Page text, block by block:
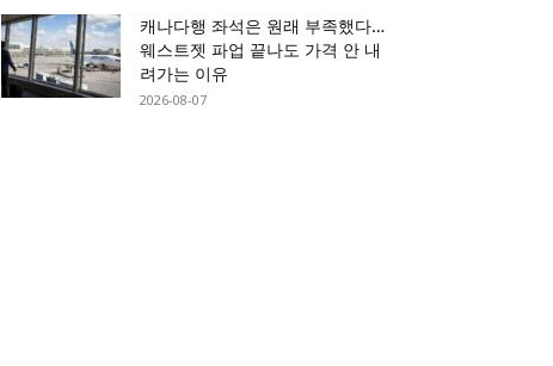
캐나다행 좌석은 원래 부족했다…
웨스트젯 파업 끝나도 가격 안 내
려가는 이유
2026-08-07